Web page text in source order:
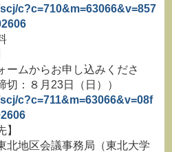
c?c=710&m=63066&v=857
ームからお申し込みくださ
切：８月23日（日））
c?c=711&m=63066&v=08f
】
北地区会議事務局（東北大学